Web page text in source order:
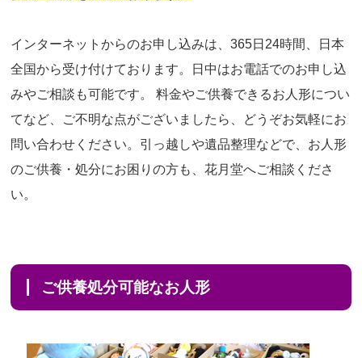
インターネットからのお申し込みは、365日24時間、日本
全国から受け付けております。日中はお電話でのお申し込
みやご相談も可能です。 料金やご供養できるお人形につい
てなど、ご不明な点がございましたら、どうぞお気軽にお
問い合わせください。引っ越しや遺品整理などで、お人形
のご供養・処分にお困りの方も、花月堂へご相談くださ
い。
ご供養処分可能なお人形